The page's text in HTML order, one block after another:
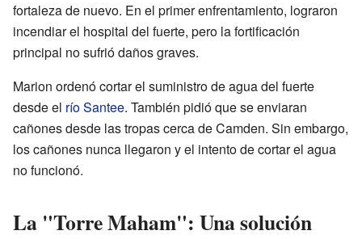
fortaleza de nuevo. En el primer enfrentamiento, lograron
incendiar el hospital del fuerte, pero la fortificación
principal no sufrió daños graves.
Marion ordenó cortar el suministro de agua del fuerte
desde el río Santee. También pidió que se enviaran
cañones desde las tropas cerca de Camden. Sin embargo,
los cañones nunca llegaron y el intento de cortar el agua
no funcionó.
La "Torre Maham": Una solución